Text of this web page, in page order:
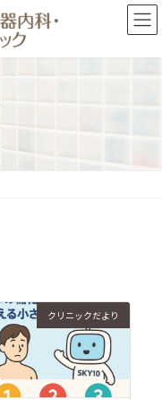
クリニックだより